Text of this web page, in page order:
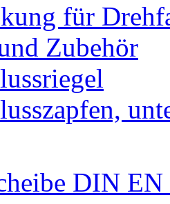
für
Zubehör
DIN